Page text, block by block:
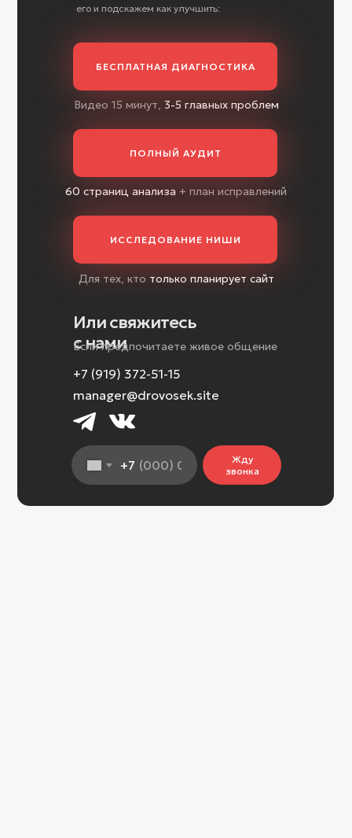
Или свяжитесь
с нами
Видео 15 минут, 3-5 главных проблем
60 страниц анализа + план исправлений
Для тех, кто только планирует сайт
+7 (919) 372-51-15
manager@drovosek.site
Если предпочитаете живое общение
его и подскажем как улучшить:
ИССЛЕДОВАНИЕ НИШИ
ПОЛНЫЙ АУДИТ
БЕСПЛАТНАЯ ДИАГНОСТИКА
+7
Жду
звонка